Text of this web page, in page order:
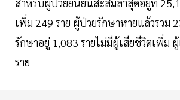
สำหรับผู้ป่วยยืนยันสะสมล่าสุดอยู่ที่
เพิ่ม 249 ราย ผู้ป่วยรักษาหายแล้วรวม
รักษาอยู่ 1,083 รายไม่มีผู้เสียชีวิตเพิ่ม
ราย